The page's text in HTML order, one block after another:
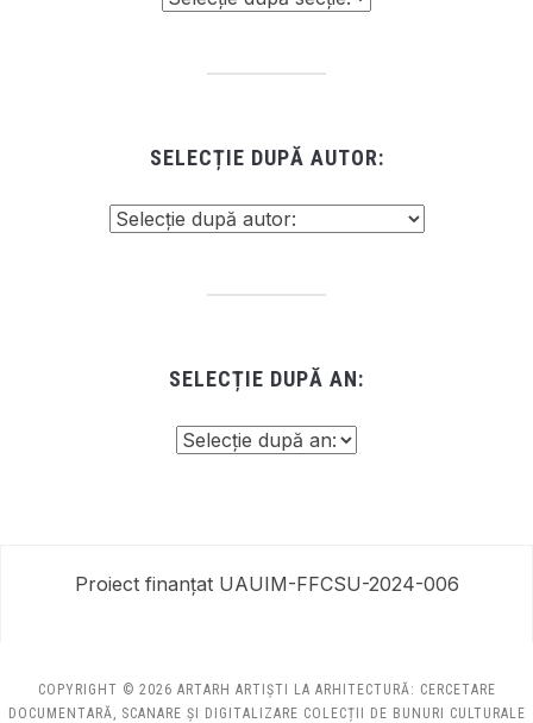
SELECȚIE DUPĂ AUTOR:
SELECȚIE DUPĂ AN:
Proiect finanțat UAUIM-FFCSU-2024-006
COPYRIGHT © 2026 ARTARH ARTIȘTI LA ARHITECTURĂ: CERCETARE
DOCUMENTARĂ, SCANARE ȘI DIGITALIZARE COLECȚII DE BUNURI CULTURALE